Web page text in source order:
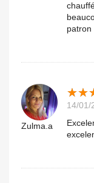
patron
Zulma.a
★★
★★
14/01/